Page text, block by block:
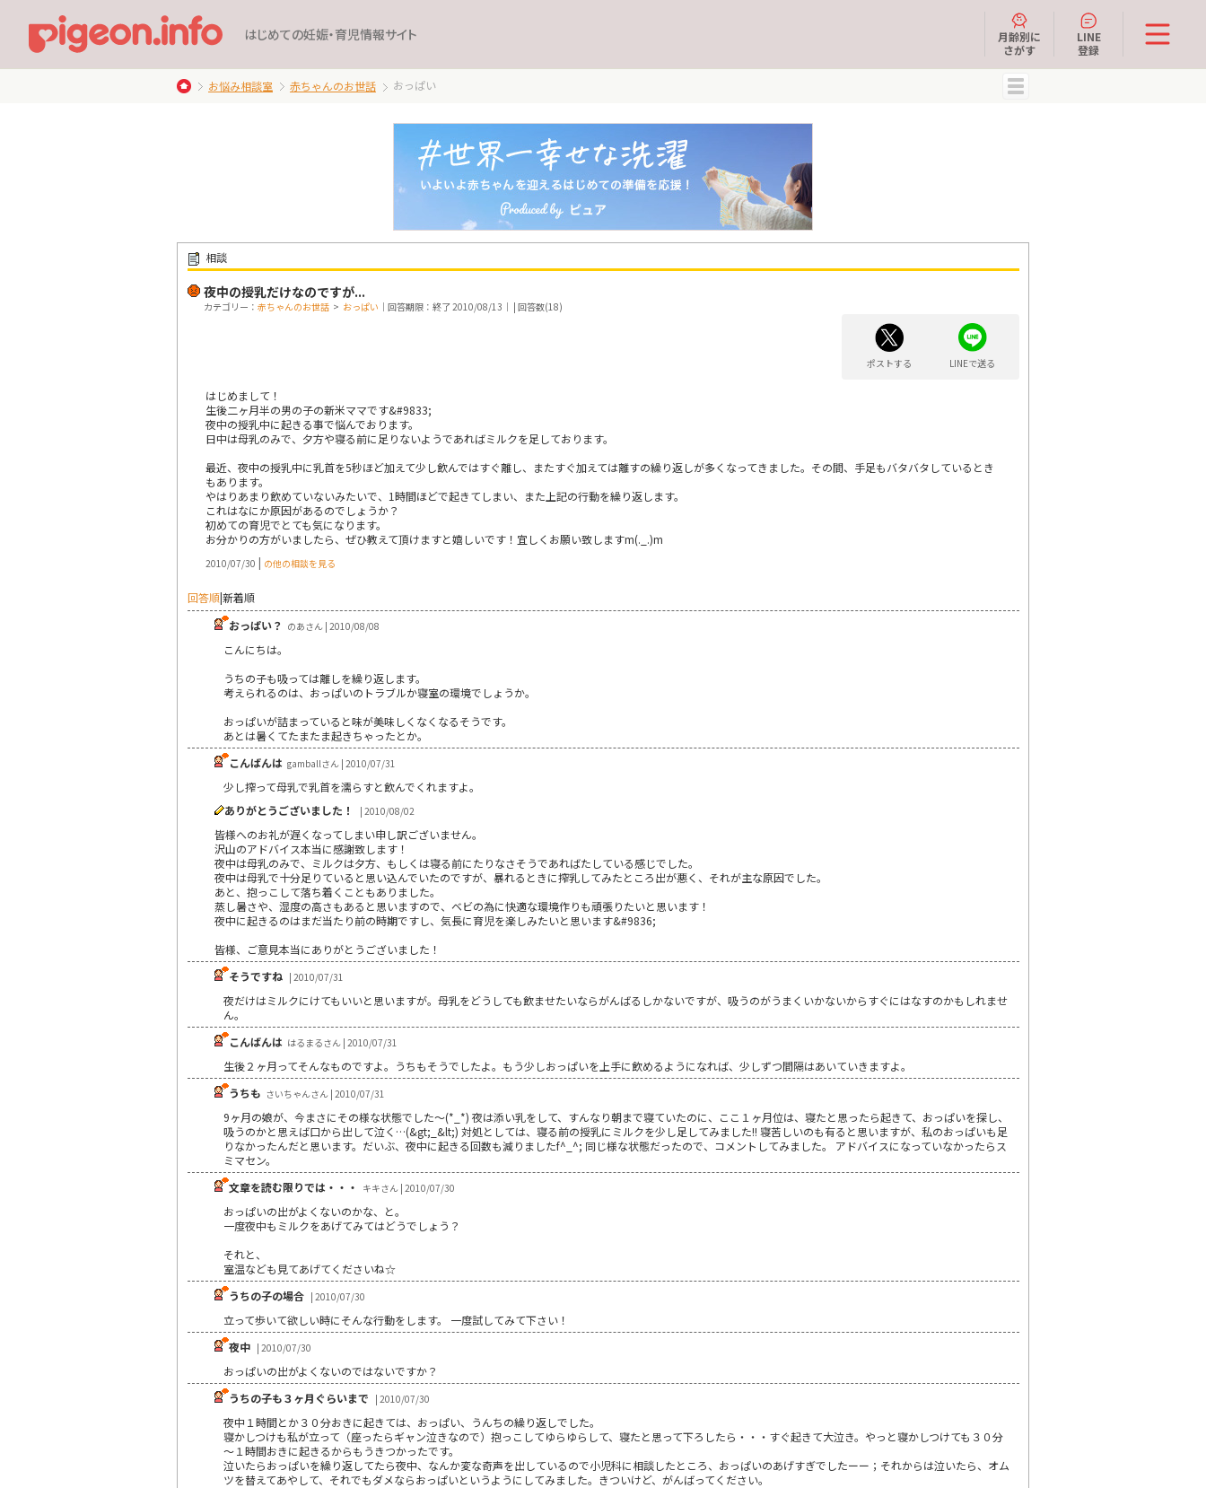
はじめての妊娠・育児情報サイト
月齢別に
さがす
LINE
登録
お悩み相談室 赤ちゃんのお世話 おっぱい
相談
夜中の授乳だけなのですが...
カテゴリー： 赤ちゃんのお世話 > おっぱい ｜回答期限：終了 2010/08/13｜ | 回答数(18)
ポストする LINEで送る
はじめまして！
生後二ヶ月半の男の子の新米ママです&#9833;
夜中の授乳中に起きる事で悩んでおります。
日中は母乳のみで、夕方や寝る前に足りないようであればミルクを足しております。
最近、夜中の授乳中に乳首を5秒ほど加えて少し飲んではすぐ離し、またすぐ加えては離すの繰り返しが多くなってきました。その間、手足もバタバタしているとき
もあります。
やはりあまり飲めていないみたいで、1時間ほどで起きてしまい、また上記の行動を繰り返します。
これはなにか原因があるのでしょうか？
初めての育児でとても気になります。
お分かりの方がいましたら、ぜひ教えて頂けますと嬉しいです！宜しくお願い致しますm(._.)m
2010/07/30 | の他の相談を見る
回答順|新着順
おっぱい？ のあさん | 2010/08/08
こんにちは。
うちの子も吸っては離しを繰り返します。
考えられるのは、おっぱいのトラブルか寝室の環境でしょうか。
おっぱいが詰まっていると味が美味しくなくなるそうです。
あとは暑くてたまたま起きちゃったとか。
こんばんは gamballさん | 2010/07/31
少し搾って母乳で乳首を濡らすと飲んでくれますよ。
ありがとうございました！
| 2010/08/02
皆様へのお礼が遅くなってしまい申し訳ございません。
沢山のアドバイス本当に感謝致します！
夜中は母乳のみで、ミルクは夕方、もしくは寝る前にたりなさそうであればたしている感じでした。
夜中は母乳で十分足りていると思い込んでいたのですが、暴れるときに搾乳してみたところ出が悪く、それが主な原因でした。
あと、抱っこして落ち着くこともありました。
蒸し暑さや、湿度の高さもあると思いますので、ベビの為に快適な環境作りも頑張りたいと思います！
夜中に起きるのはまだ当たり前の時期ですし、気長に育児を楽しみたいと思います&#9836;
皆様、ご意見本当にありがとうございました！
そうですね | 2010/07/31
夜だけはミルクにけてもいいと思いますが。母乳をどうしても飲ませたいならがんばるしかないですが、吸うのがうまくいかないからすぐにはなすのかもしれませ
ん。
こんばんは はるまるさん | 2010/07/31
生後２ヶ月ってそんなものですよ。うちもそうでしたよ。もう少しおっぱいを上手に飲めるようになれば、少しずつ間隔はあいていきますよ。
うちも さいちゃんさん | 2010/07/31
9ヶ月の娘が、今まさにその様な状態でした～(*_*) 夜は添い乳をして、すんなり朝まで寝ていたのに、ここ１ヶ月位は、寝たと思ったら起きて、おっぱいを探し、
吸うのかと思えば口から出して泣く…(&gt;_&lt;) 対処としては、寝る前の授乳にミルクを少し足してみました!! 寝苦しいのも有ると思いますが、私のおっぱいも足
りなかったんだと思います。だいぶ、夜中に起きる回数も減りましたf^_^; 同じ様な状態だったので、コメントしてみました。 アドバイスになっていなかったらス
ミマセン。
文章を読む限りでは・・・
キキさん | 2010/07/30
おっぱいの出がよくないのかな、と。
一度夜中もミルクをあげてみてはどうでしょう？
それと、
室温なども見てあげてくださいね☆
うちの子の場合 | 2010/07/30
立って歩いて欲しい時にそんな行動をします。 一度試してみて下さい！
夜中 | 2010/07/30
おっぱいの出がよくないのではないですか？
うちの子も３ヶ月ぐらいまで | 2010/07/30
夜中１時間とか３０分おきに起きては、おっぱい、うんちの繰り返しでした。
寝かしつけも私が立って（座ったらギャン泣きなので）抱っこしてゆらゆらして、寝たと思って下ろしたら・・・すぐ起きて大泣き。やっと寝かしつけても３０分
～１時間おきに起きるからもうきつかったです。
泣いたらおっぱいを繰り返してたら夜中、なんか変な奇声を出しているので小児科に相談したところ、おっぱいのあげすぎでしたーー；それからは泣いたら、オム
ツを替えてあやして、それでもダメならおっぱいというようにしてみました。きついけど、がんばってください。